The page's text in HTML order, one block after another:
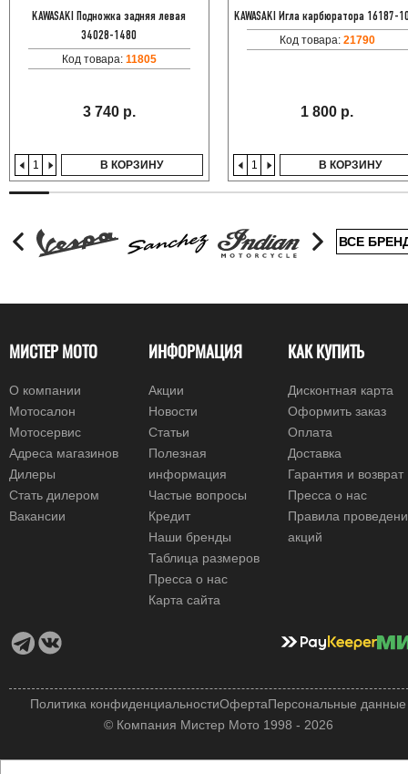
KAWASAKI Подножка задняя левая
34028-1480
Код товара: 11805
3 740 р.
В КОРЗИНУ
KAWASAKI Игла карбюратора 16187-
Код товара: 21790
1 800 р.
В КОРЗИНУ
ВСЕ
МИСТЕР МОТО
О компании
Мотосалон
Мотосервис
Адреса магазинов
Дилеры
Стать дилером
Вакансии
ИНФОРМАЦИЯ
Акции
Новости
Статьи
Полезная
информация
Частые вопросы
Кредит
Наши бренды
Таблица размеров
Пресса о нас
Карта сайта
КАК КУПИТЬ
Дисконтная карта
Оформить заказ
Оплата
Доставка
Гарантия и возврат
Пресса о нас
Правила
акций
© Компания Мистер Мото 1998 - 2026
Политика конфиденциальностиОфертаПерсональные данные